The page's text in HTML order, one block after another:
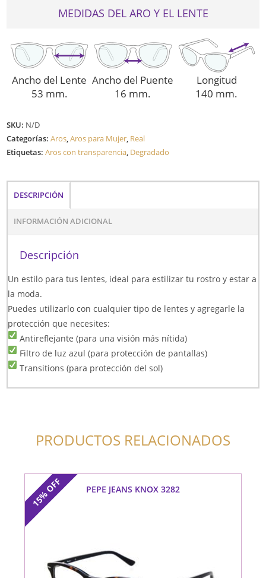
MEDIDAS DEL ARO Y EL LENTE
Ancho del Lente
53 mm.
Ancho del Puente
16 mm.
Longitud
140 mm.
SKU: N/D
Categorías:Aros,Aros para Mujer, Real
Etiquetas:Aros con transparencia, Degradado
DESCRIPCIÓN
INFORMACIÓN ADICIONAL
Descripción
Un estilo para tus lentes, ideal para estilizar tu rostro y estar a
la moda.
Puedes utilizarlo con cualquier tipo de lentes y agregarle la
protección que necesites:
Antireflejante (para una visión más nítida)
Filtro de luz azul (para protección de pantallas)
Transitions (para protección del sol)
PRODUCTOS RELACIONADOS
15%
OFF PEPE JEANS KNOX 3282